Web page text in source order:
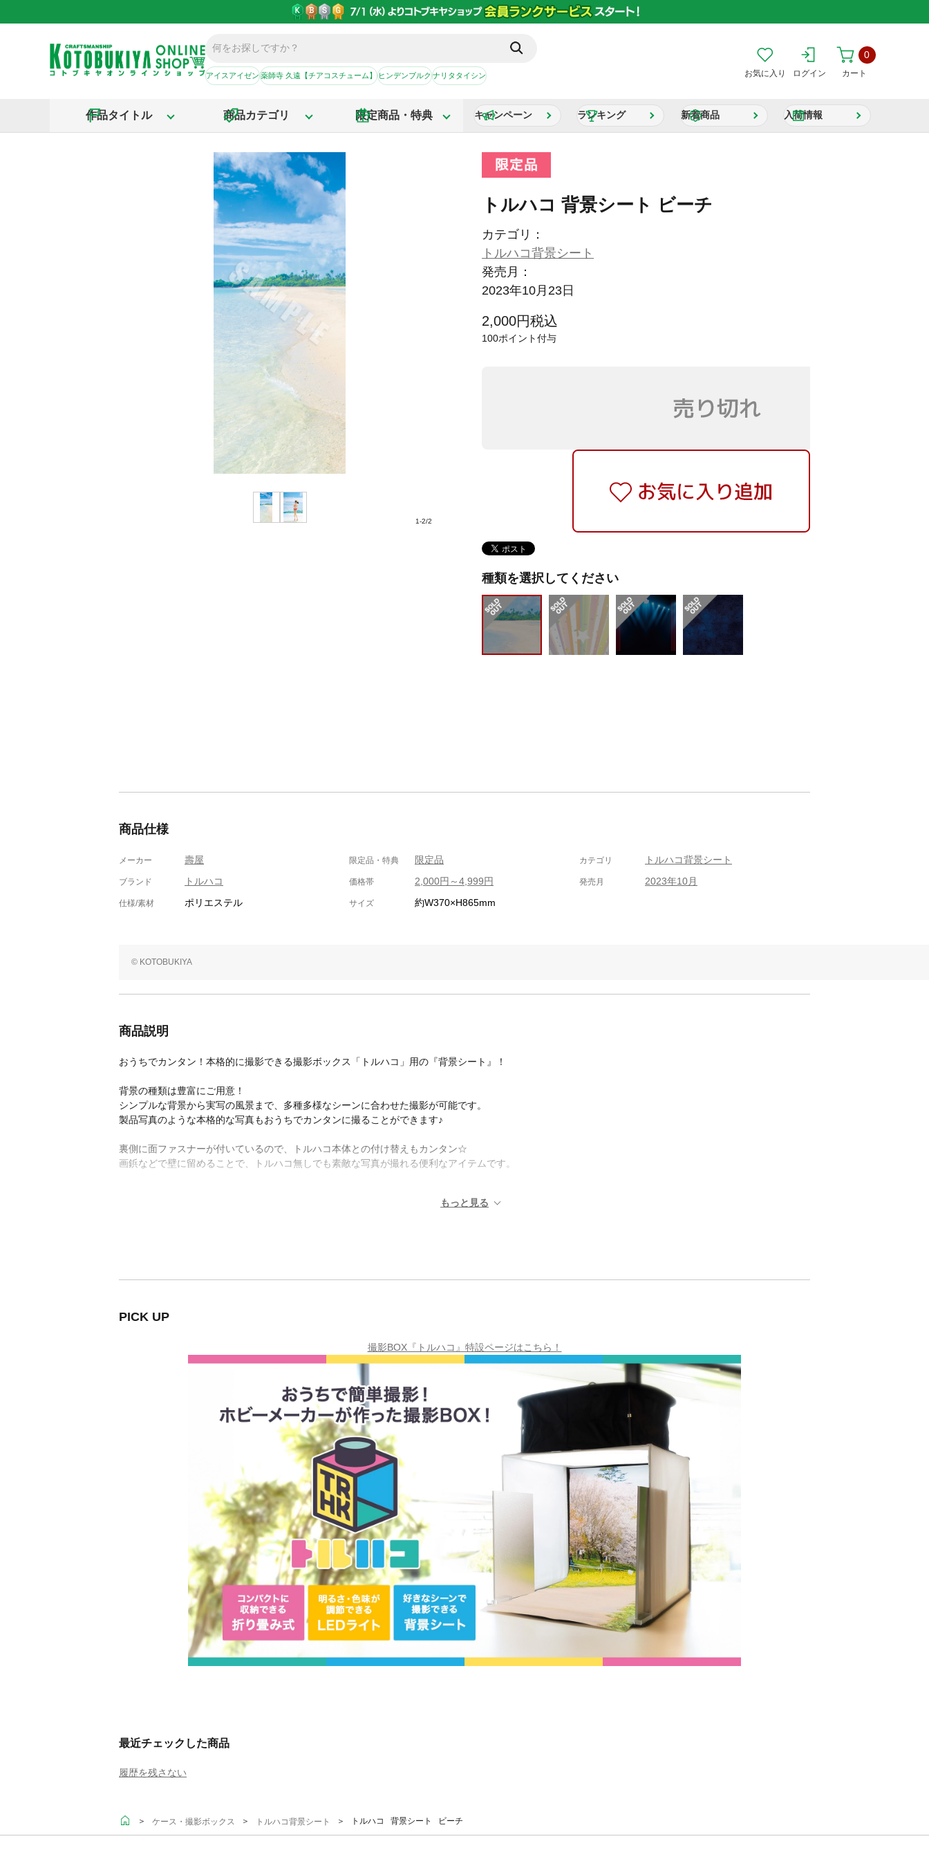
アイスアイゼン薬師寺 久遠【チアコスチューム】ヒンデンブルクナリタタイシン お気に入り ログイン カート
0
作品タイトル 商品カテゴリ 限定商品・特典 キャンペーン ランキング 新着商品 入荷情報
1-2/2
トルハコ 背景シート ビーチ
カテゴリ：
トルハコ背景シート
発売月：
2023年10月23日
2,000円税込
100ポイント付与
種類を選択してください
商品仕様
メーカー 壽屋 限定品・特典 限定品 カテゴリ トルハコ背景シート
ブランド トルハコ 価格帯 2,000円～4,999円 発売月 2023年10月
仕様/素材 ポリエステル サイズ 約W370×H865mm
© KOTOBUKIYA
商品説明
おうちでカンタン！本格的に撮影できる撮影ボックス「トルハコ」用の『背景シート』！
背景の種類は豊富にご用意！
シンプルな背景から実写の風景まで、多種多様なシーンに合わせた撮影が可能です。
製品写真のような本格的な写真もおうちでカンタンに撮ることができます♪
裏側に面ファスナーが付いているので、トルハコ本体との付け替えもカンタン☆
画鋲などで壁に留めることで、トルハコ無しでも素敵な写真が撮れる便利なアイテムです。
PICK UP
撮影BOX『トルハコ』特設ページはこちら！
最近チェックした商品
履歴を残さない
＞ ケース・撮影ボックス ＞ トルハコ背景シート ＞ トルハコ 背景シート ビーチ